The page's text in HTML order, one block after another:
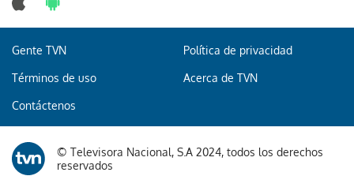
Gracias por suscribirte a nuestro boletín.
Gente TVN Política de privacidad
Términos de uso Acerca de TVN
Contáctenos
© Televisora Nacional, S.A 2024, todos los derechos
reservados